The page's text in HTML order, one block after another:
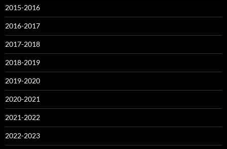
2015-2016
2016-2017
2017-2018
2018-2019
2019-2020
2020-2021
2021-2022
2022-2023